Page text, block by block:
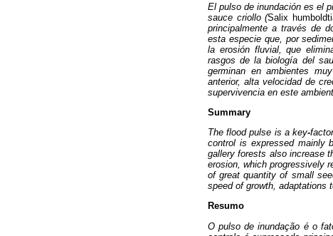
El pulso de inundación es el
sauce criollo (Salix
principalmente a través de
esta especie que, por
la erosión fluvial, que
rasgos de la biología del
germinan en ambientes
anterior, alta velocidad de
supervivencia en este
Summary
The flood pulse is a key-
control is expressed mainly
gallery forests also increase
erosion, which progressively
of great quantity of small
speed of growth, adaptations
Resumo
O pulso de inundação é o